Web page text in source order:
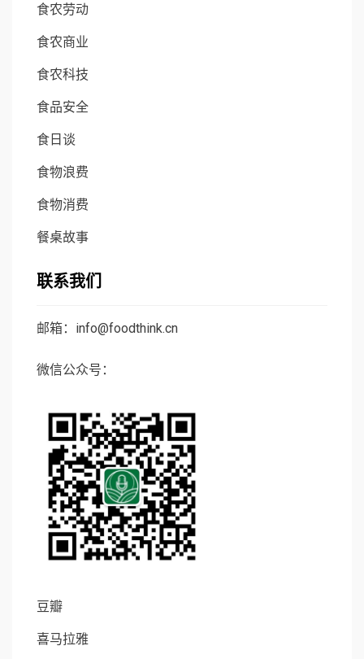
食农劳动
食农商业
食农科技
食品安全
食日谈
食物浪费
食物消费
餐桌故事
联系我们
邮箱：info@foodthink.cn
微信公众号：
豆瓣
喜马拉雅